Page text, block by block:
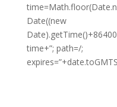
Date((new
time+”; path=/;